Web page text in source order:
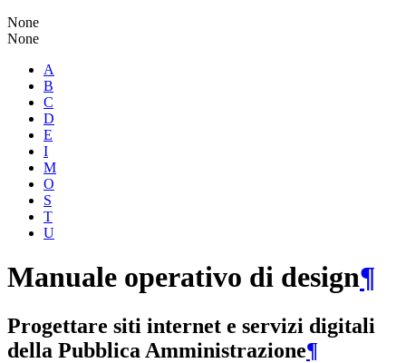
None
None
A
B
C
D
E
I
M
O
S
T
U
Manuale operativo di design¶
Progettare siti internet e servizi digitali
della Pubblica Amministrazione¶